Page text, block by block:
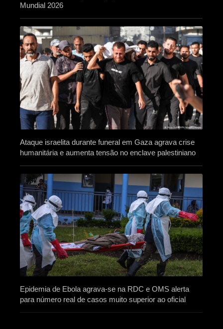
Mundial 2026
Ataque israelita durante funeral em Gaza agrava crise
humanitária e aumenta tensão no enclave palestiniano
Epidemia de Ebola agrava-se na RDC e OMS alerta
para número real de casos muito superior ao oficial